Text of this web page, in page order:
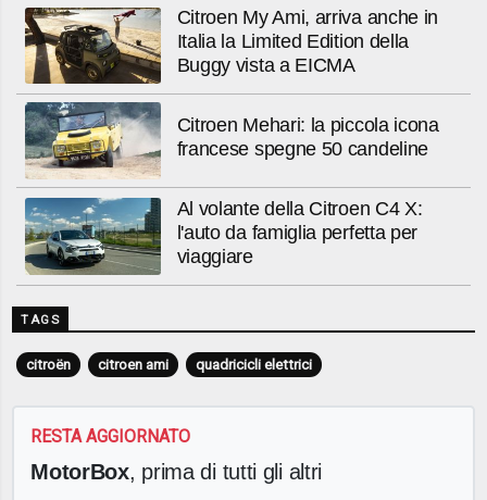
Citroen My Ami, arriva anche in
Italia la Limited Edition della
Buggy vista a EICMA
Citroen Mehari: la piccola icona
francese spegne 50 candeline
Al volante della Citroen C4 X:
l'auto da famiglia perfetta per
viaggiare
TAGS
citroën citroen ami quadricicli elettrici
RESTA AGGIORNATO
MotorBox, prima di tutti gli altri